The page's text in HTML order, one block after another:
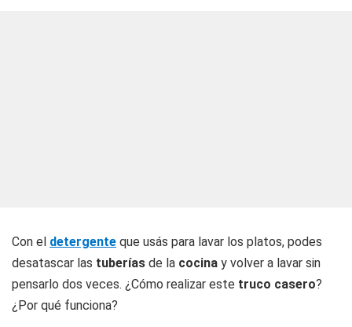
Con el detergente que usás para lavar los platos, podes
desatascar las tuberías de la cocina y volver a lavar sin
pensarlo dos veces. ¿Cómo realizar este truco casero?
¿Por qué funciona?